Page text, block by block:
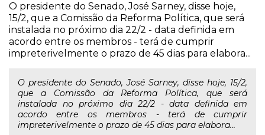
O presidente do Senado, José Sarney, disse hoje,
15/2, que a Comissão da Reforma Política, que será
instalada no próximo dia 22/2 - data definida em
acordo entre os membros - terá de cumprir
impreterivelmente o prazo de 45 dias para elabora...
O presidente do Senado, José Sarney, disse hoje, 15/2,
que a Comissão da Reforma Política, que será
instalada no próximo dia 22/2 - data definida em
acordo entre os membros - terá de cumprir
impreterivelmente o prazo de 45 dias para elabora...